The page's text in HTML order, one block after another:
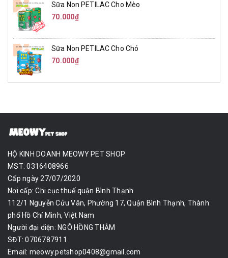
Sữa Non PETILAC Cho Mèo
70.000₫
Sữa Non PETILAC Cho Chó
70.000₫
HỘ KINH DOANH MEOWY PET SHOP
MST: 0316408966
Cấp ngày 27/07/2020
Nơi cấp: Chi cục thuế quận Bình Thạnh
112/1 Nguyễn Cửu Vân, Phường 17, Quận Bình Thạnh, Thành
phố Hồ Chí Minh, Việt Nam
Người đại diện: NGÔ HỒNG THẮM
SĐT: 0706787911
Email: meowy.petshop0408@gmail.com